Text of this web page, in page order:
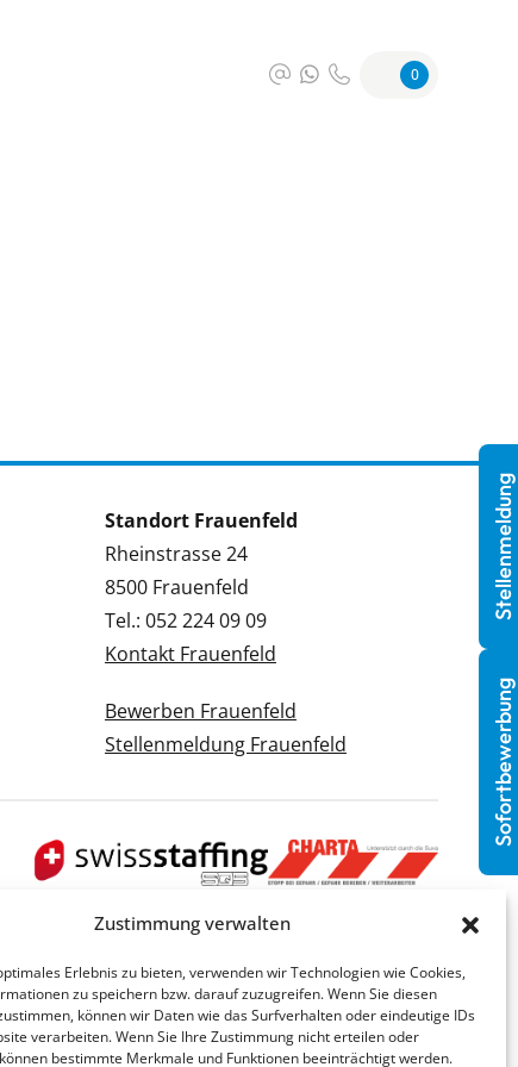
Zustimmung verwalten
Erlebnis zu bieten, verwenden wir Technologien wie Cookies,
zu speichern bzw. darauf zuzugreifen. Wenn Sie diesen
können wir Daten wie das Surfverhalten oder eindeutige IDs
verarbeiten. Wenn Sie Ihre Zustimmung nicht erteilen oder
bestimmte Merkmale und Funktionen beeinträchtigt werden.
0
Standort Frauenfeld
Rheinstrasse 24
8500 Frauenfeld
Tel.: 052 224 09 09
Kontakt Frauenfeld
Bewerben Frauenfeld
Stellenmeldung Frauenfeld
Sofortbewerbung
Stellenmeldung